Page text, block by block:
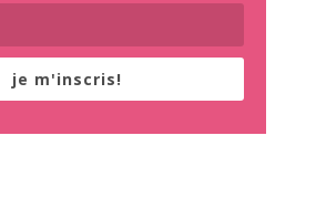
je m'inscris!